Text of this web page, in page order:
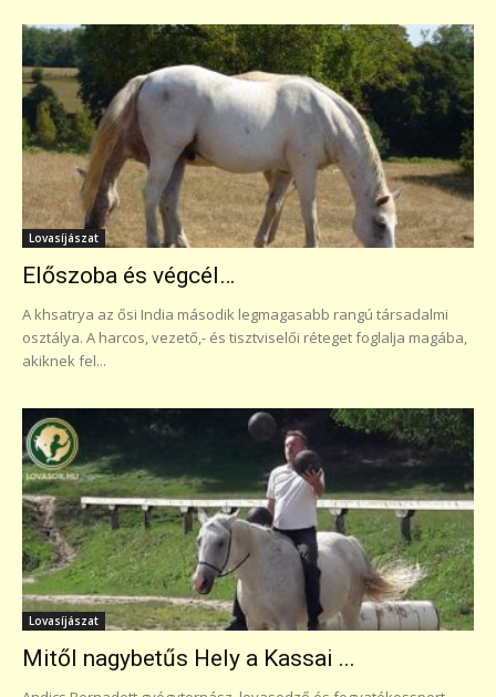
Lovasíjászat
Előszoba és végcél…
A khsatrya az ősi India második legmagasabb rangú társadalmi
osztálya. A harcos, vezető,- és tisztviselői réteget foglalja magába,
akiknek fel...
Lovasíjászat
Mitől nagybetűs Hely a Kassai ...